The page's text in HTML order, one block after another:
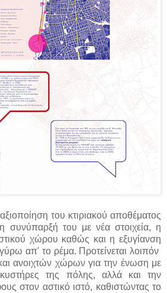
αξιοποίηση του κτιριακού αποθέματος
συνύπαρξή του με νέα στοιχεία, η
χώρου καθώς και η εξυγίανση
απ' το ρέμα. Προτείνεται λοιπόν
ανοιχτών χώρων για την ένωση με
της πόλης, αλλά και την
στον αστικό ιστό, καθιστώντας το